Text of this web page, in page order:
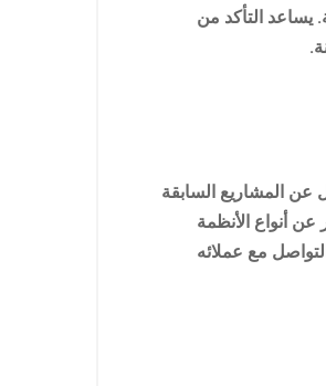
يساعد التأكد من
عن المشاريع السابقة
أنواع الأنظمة
مع عملائه